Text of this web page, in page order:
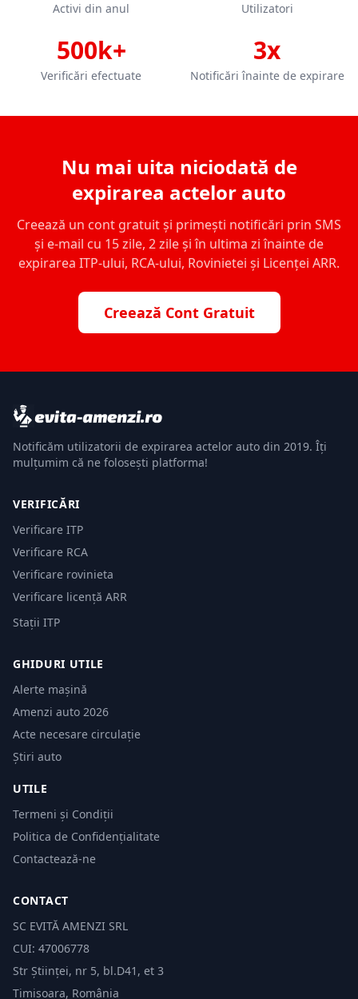
Activi din anul Utilizatori
500k+
Verificări efectuate
3x
Notificări înainte de expirare
Nu mai uita niciodată de
expirarea actelor auto
Creează un cont gratuit și primești notificări prin SMS
și e-mail cu 15 zile, 2 zile și în ultima zi înainte de
expirarea ITP-ului, RCA-ului, Rovinietei și Licenței ARR.
Creează Cont Gratuit
Notificăm utilizatorii de expirarea actelor auto din 2019. Îți
mulțumim că ne folosești platforma!
VERIFICĂRI
Verificare ITP
Verificare RCA
Verificare rovinieta
Verificare licență ARR
Stații ITP
GHIDURI UTILE
Alerte mașină
Amenzi auto 2026
Acte necesare circulație
Știri auto
UTILE
Termeni și Condiții
Politica de Confidențialitate
Contactează-ne
CONTACT
SC EVITĂ AMENZI SRL
CUI: 47006778
Str Științei, nr 5, bl.D41, et 3
Timișoara, România